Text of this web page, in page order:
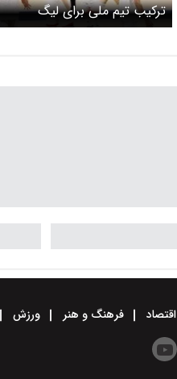
ترکیب تیم ملی برای لیگ
ملت‌ها ۲۰۲۵ منتشر شد؛ کدام
اقتصاد فرهنگ و هنر ورزش